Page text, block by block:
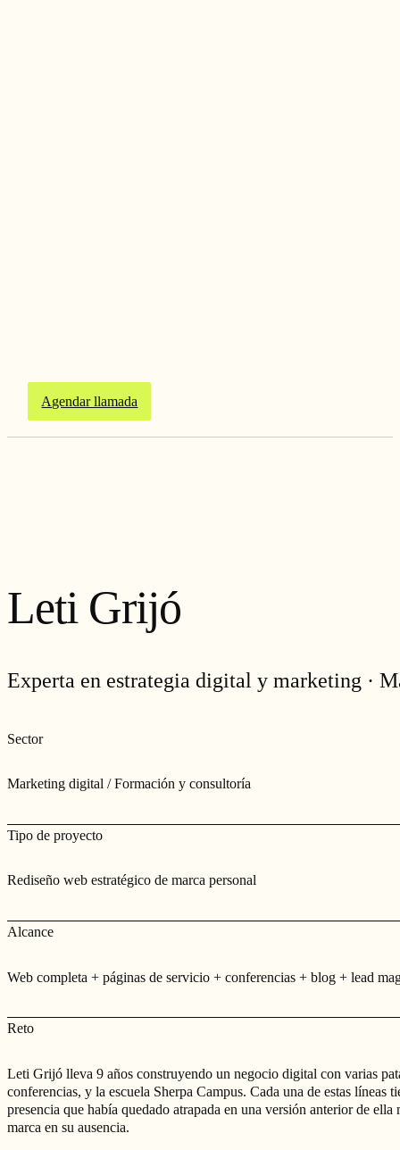
Agendar llamada
Leti Grijó
Experta en estrategia digital y marketing ·
Sector
Marketing digital / Formación y consultoría
Tipo de proyecto
Rediseño web estratégico de marca personal
Alcance
Web completa + páginas de servicio + conferencias + blog + lead
Reto
Leti Grijó lleva 9 años construyendo un negocio digital con varias
conferencias, y la escuela Sherpa Campus. Cada una de estas
presencia que había quedado atrapada en una versión anterior de
marca en su ausencia.